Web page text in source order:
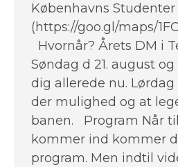
Københavns
(https://goo.gl/maps/
Hvornår? Årets DM i
Søndag d 21. august
dig allerede nu.
der mulighed og at
banen. Program Når
kommer ind kommer
program. Men indtil